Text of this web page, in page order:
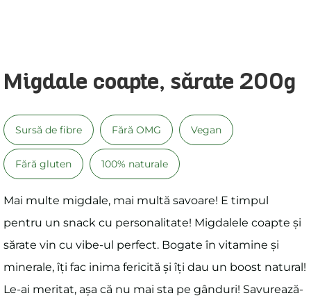
Migdale coapte, sărate 200g
Sursă de fibre Fără OMG Vegan
Fără gluten 100% naturale
Mai multe migdale, mai multă savoare! E timpul
pentru un snack cu personalitate! Migdalele coapte și
sărate vin cu vibe-ul perfect. Bogate în vitamine și
minerale, îți fac inima fericită și îți dau un boost natural!
Le-ai meritat, așa că nu mai sta pe gânduri! Savurează-